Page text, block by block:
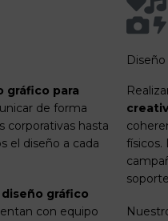
gráfico para
de forma
corporativas hasta
el diseño a cada
gráfico
con equipo
físicos.